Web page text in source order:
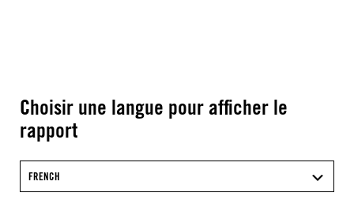
Choisir une langue pour afficher le
rapport
FRENCH